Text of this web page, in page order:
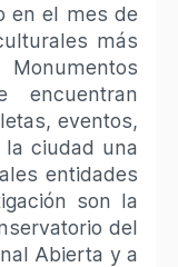
en el mes de
más
eventos,
ciudad una
entidades
son la
del
Abierta y a